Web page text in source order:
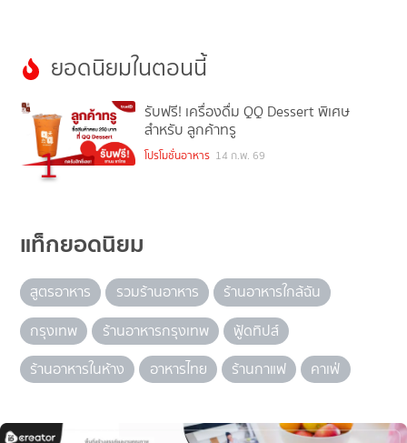
ยอดนิยมในตอนนี้
1
รับฟรี! เครื่องดื่ม QQ Dessert พิเศษ
สำหรับ ลูกค้าทรู
โปรโมชั่นอาหาร 14 ก.พ. 69
แท็กยอดนิยม
สูตรอาหาร รวมร้านอาหาร
ร้านอาหารใกล้ฉัน
กรุงเทพ
ร้านอาหารกรุงเทพ
ฟู้ดทิปส์
ร้านอาหารในห้าง
อาหารไทย ร้านกาแฟ คาเฟ่